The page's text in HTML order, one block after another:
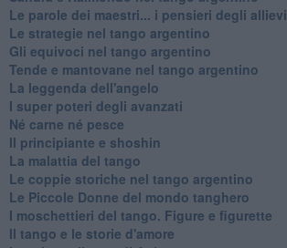
Le parole dei maestri... i pensieri degli allievi
Le strategie nel tango argentino
Gli equivoci nel tango argentino
Tende e mantovane nel tango argentino
La leggenda dell'angelo
I super poteri degli avanzati
​Né carne né pesce
Il principiante e shoshin
La malattia del tango
Le coppie storiche nel tango argentino
​Le Piccole Donne del mondo tanghero
I moschettieri del tango. Figure e figurette
Il tango e le storie d'amore